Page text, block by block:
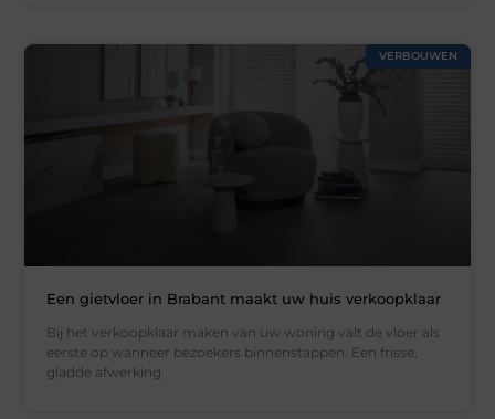
VERBOUWEN
Een gietvloer in Brabant maakt uw huis verkoopklaar
Bij het verkoopklaar maken van uw woning valt de vloer als
eerste op wanneer bezoekers binnenstappen. Een frisse,
gladde afwerking